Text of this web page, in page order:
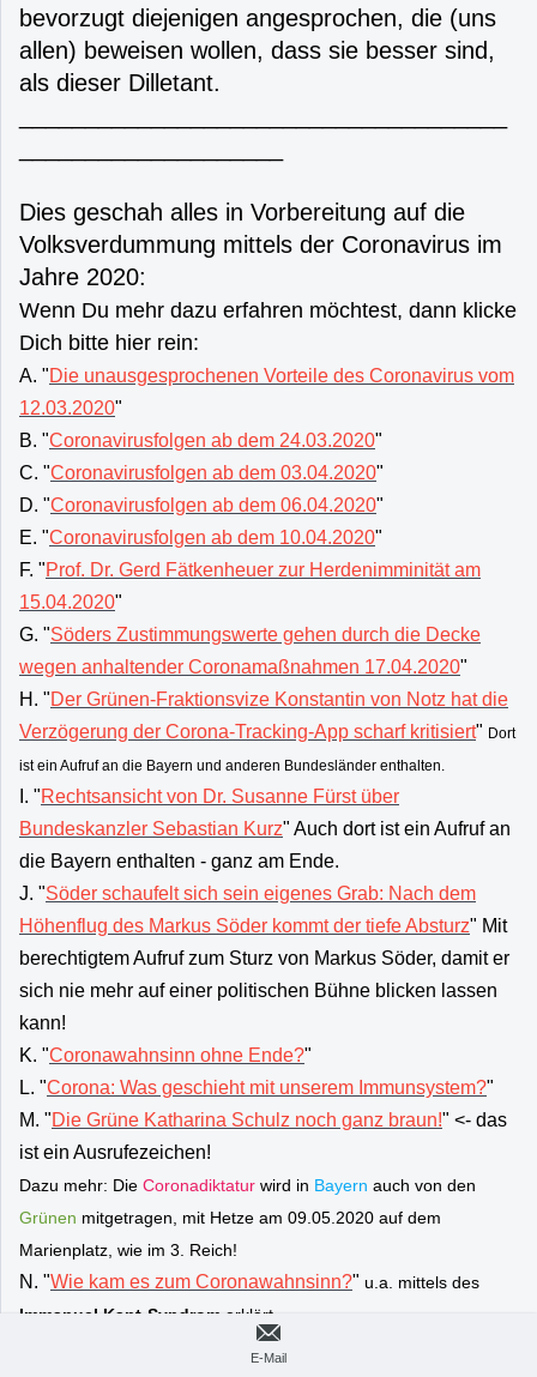
bevorzugt diejenigen angesprochen, die (uns
allen) beweisen wollen, dass sie besser sind,
als dieser Dilletant.
Dies geschah alles in Vorbereitung auf die
Volksverdummung mittels der Coronavirus im
Jahre 2020:
Wenn Du mehr dazu erfahren möchtest, dann klicke
Dich bitte hier rein:
A. "Die unausgesprochenen Vorteile des Coronavirus vom
12.03.2020"
B. "Coronavirusfolgen ab dem 24.03.2020"
C. "Coronavirusfolgen ab dem 03.04.2020"
D. "Coronavirusfolgen ab dem 06.04.2020"
E. "Coronavirusfolgen ab dem 10.04.2020"
F. "Prof. Dr. Gerd Fätkenheuer zur Herdenimminität am
15.04.2020"
G. "Söders Zustimmungswerte gehen durch die Decke
wegen anhaltender Coronamaßnahmen 17.04.2020"
H. "Der Grünen-Fraktionsvize Konstantin von Notz hat die
Verzögerung der Corona-Tracking-App scharf kritisiert" Dort
ist ein Aufruf an die Bayern und anderen Bundesländer enthalten.
I. "Rechtsansicht von Dr. Susanne Fürst über
Bundeskanzler Sebastian Kurz" Auch dort ist ein Aufruf an
die Bayern enthalten - ganz am Ende.
J. "Söder schaufelt sich sein eigenes Grab: Nach dem
Höhenflug des Markus Söder kommt der tiefe Absturz" Mit
berechtigtem Aufruf zum Sturz von Markus Söder, damit er
sich nie mehr auf einer politischen Bühne blicken lassen
kann!
K. "Coronawahnsinn ohne Ende?"
L. "Corona: Was geschieht mit unserem Immunsystem?"
M. "Die Grüne Katharina Schulz noch ganz braun!" <- das
ist ein Ausrufezeichen!
Dazu mehr: Die Coronadiktatur wird in Bayern auch von den
Grünen mitgetragen, mit Hetze am 09.05.2020 auf dem
Marienplatz, wie im 3. Reich!
N. "Wie kam es zum Coronawahnsinn?" u.a. mittels des
Immanuel Kant-Syndrom erklärt
Steingarts Morning Briefing vom 17.05.2020 erklärt
E-Mail